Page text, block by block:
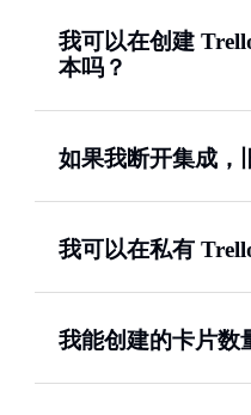
我可以在创建
本吗？
如果我断开集成，
我可以在私有
我能创建的卡片数